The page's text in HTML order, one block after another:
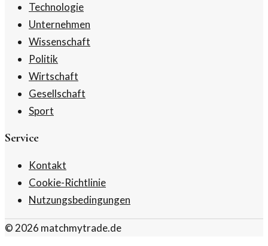
Technologie
Unternehmen
Wissenschaft
Politik
Wirtschaft
Gesellschaft
Sport
Service
Kontakt
Cookie-Richtlinie
Nutzungsbedingungen
© 2026 matchmytrade.de